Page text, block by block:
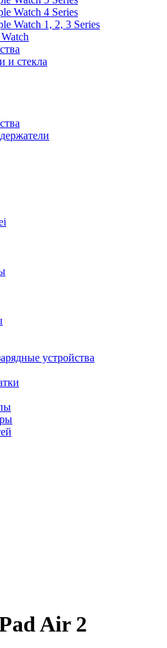
Watch 4 Series
Watch 1, 2, 3 Series
и стекла
устройства
Air 2